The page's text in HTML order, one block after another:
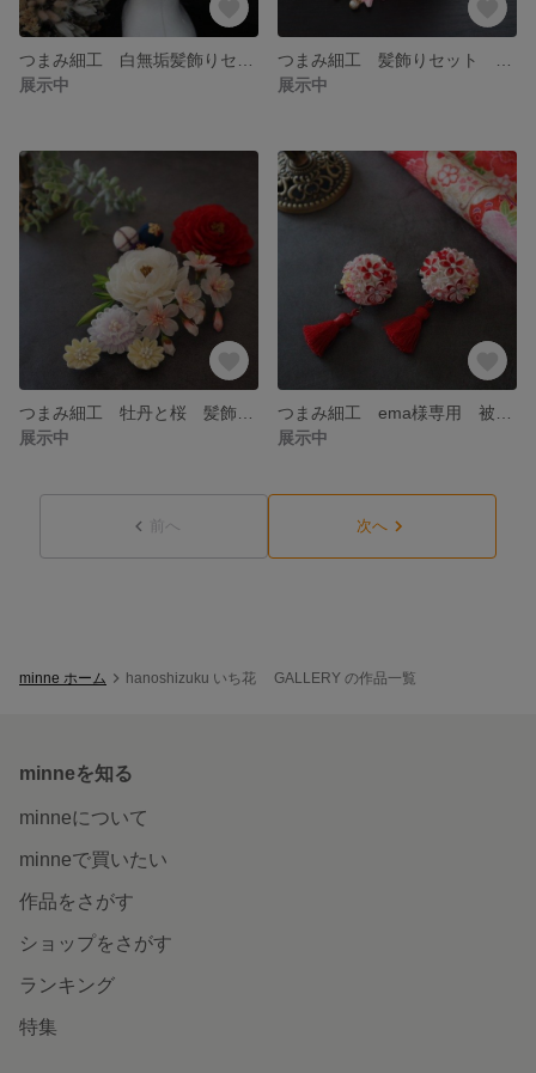
展示中
展示中
展示中
展示中
前へ 次へ
minne ホーム hanoshizuku いち花 GALLERY の作品一覧
minneを知る
minneについて
minneで買いたい
作品をさがす
ショップをさがす
ランキング
特集